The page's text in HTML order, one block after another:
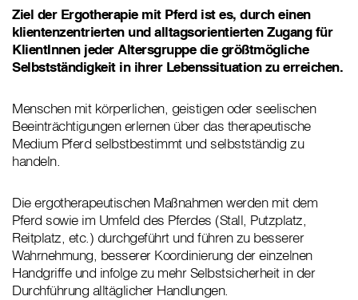
Ziel der Ergotherapie mit Pferd ist es, durch einen
klientenzentrierten und alltagsorientierten Zugang für
KlientInnen jeder Altersgruppe die größtmögliche
Selbstständigkeit in ihrer Lebenssituation zu erreichen.
Menschen mit körperlichen, geistigen oder seelischen
Beeinträchtigungen erlernen über das therapeutische
Medium Pferd selbstbestimmt und selbstständig zu
handeln.
Die ergotherapeutischen Maßnahmen werden mit dem
Pferd sowie im Umfeld des Pferdes (Stall, Putzplatz,
Reitplatz, etc.) durchgeführt und führen zu besserer
Wahrnehmung, besserer Koordinierung der einzelnen
Handgriffe und infolge zu mehr Selbstsicherheit in der
Durchführung alltäglicher Handlungen.